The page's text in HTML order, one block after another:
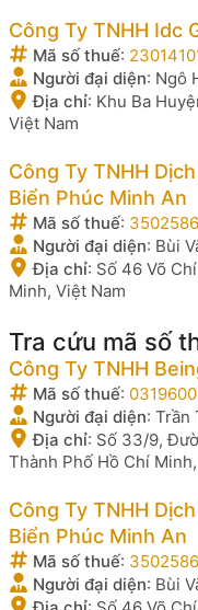
Công Ty TNHH Idc
Mã số thuế:
Người đại diện: Ngô
Địa chỉ: Khu Ba
Việt Nam
Công Ty TNHH
Biển Phúc Minh An
Mã số thuế:
Người đại diện: Bùi
Địa chỉ: Số 46 Võ
Minh, Việt Nam
Tra cứu mã số
Công Ty TNHH
Mã số thuế:
Người đại diện: Trần
Địa chỉ: Số 33/9,
Thành Phố Hồ Chí
Công Ty TNHH
Biển Phúc Minh An
Mã số thuế:
Người đại diện: Bùi